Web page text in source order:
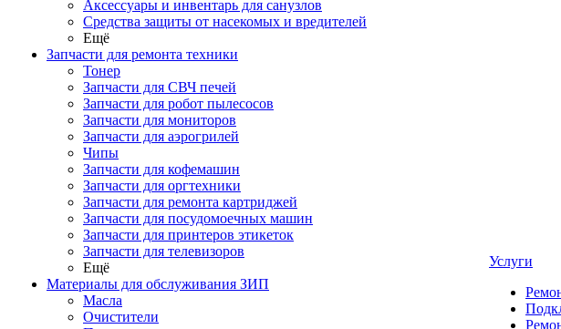
Аксессуары и инвентарь для санузлов
Средства защиты от насекомых и вредителей
Ещё
Запчасти для ремонта техники
Тонер
Запчасти для СВЧ печей
Запчасти для робот пылесосов
Запчасти для мониторов
Запчасти для аэрогрилей
Чипы
Запчасти для кофемашин
Запчасти для оргтехники
Запчасти для ремонта картриджей
Запчасти для посудомоечных машин
Запчасти для принтеров этикеток
Запчасти для телевизоров
Ещё
Материалы для обслуживания ЗИП
Масла
Очистители
Услуги